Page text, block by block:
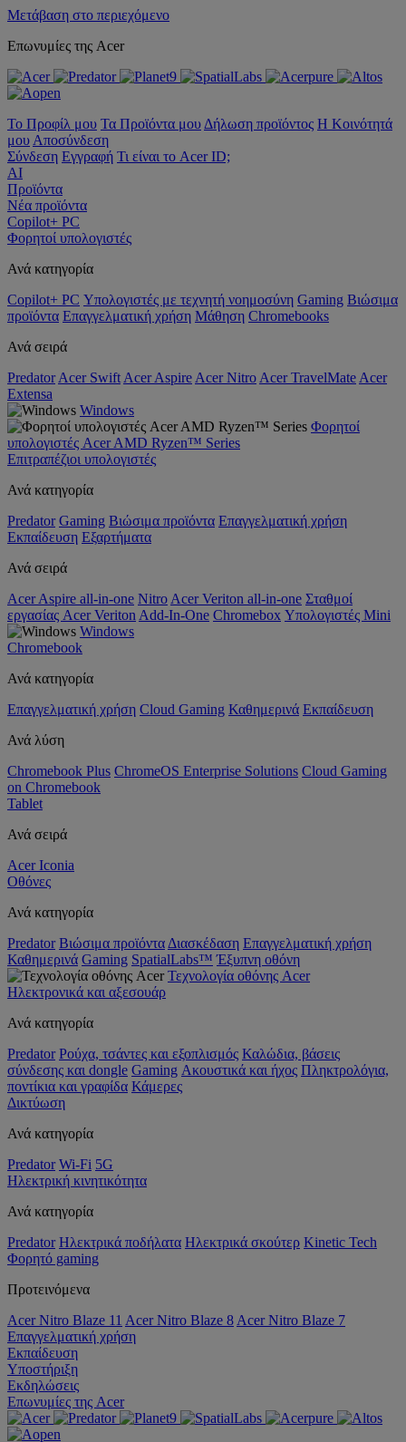
Μετάβαση στο περιεχόμενο
Επωνυμίες της Acer
Το Προφίλ μου Τα Προϊόντα μου Δήλωση προϊόντος Η Κοινότητά
μου Αποσύνδεση
Σύνδεση Εγγραφή Τι είναι το Acer ID;
AI
Προϊόντα
Νέα προϊόντα
Copilot+ PC
Φορητοί υπολογιστές
Ανά κατηγορία
Copilot+ PC Υπολογιστές με τεχνητή νοημοσύνη Gaming Βιώσιμα
προϊόντα Επαγγελματική χρήση Μάθηση Chromebooks
Ανά σειρά
Predator Acer Swift Acer Aspire Acer Nitro Acer TravelMate Acer
Extensa
Windows
Φορητοί
υπολογιστές Acer AMD Ryzen™ Series
Επιτραπέζιοι υπολογιστές
Ανά κατηγορία
Predator Gaming Βιώσιμα προϊόντα Επαγγελματική χρήση
Εκπαίδευση Εξαρτήματα
Ανά σειρά
Acer Aspire all-in-one Nitro Acer Veriton all-in-one Σταθμοί
εργασίας Acer Veriton Add-In-One Chromebox Υπολογιστές Mini
Windows
Chromebook
Ανά κατηγορία
Επαγγελματική χρήση Cloud Gaming Καθημερινά Εκπαίδευση
Ανά λύση
Chromebook Plus ChromeOS Enterprise Solutions Cloud Gaming
on Chromebook
Tablet
Ανά σειρά
Acer Iconia
Οθόνες
Ανά κατηγορία
Predator Βιώσιμα προϊόντα Διασκέδαση Επαγγελματική χρήση
Καθημερινά Gaming SpatialLabs™ Έξυπνη οθόνη
Τεχνολογία οθόνης Acer
Ηλεκτρονικά και αξεσουάρ
Ανά κατηγορία
Predator Ρούχα, τσάντες και εξοπλισμός Καλώδια, βάσεις
σύνδεσης και dongle Gaming Ακουστικά και ήχος Πληκτρολόγια,
ποντίκια και γραφίδα Κάμερες
Δικτύωση
Ανά κατηγορία
Predator Wi-Fi 5G
Ηλεκτρική κινητικότητα
Ανά κατηγορία
Predator Ηλεκτρικά ποδήλατα Ηλεκτρικά σκούτερ Kinetic Tech
Φορητό gaming
Προτεινόμενα
Acer Nitro Blaze 11 Acer Nitro Blaze 8 Acer Nitro Blaze 7
Επαγγελματική χρήση
Εκπαίδευση
Υποστήριξη
Εκδηλώσεις
Επωνυμίες της Acer